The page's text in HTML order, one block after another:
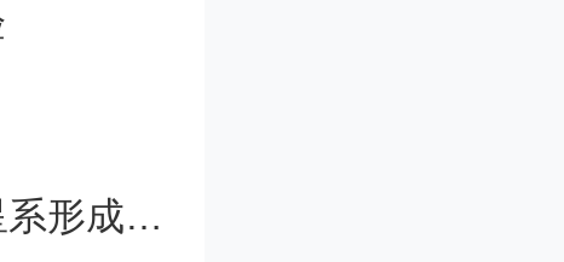
楚地表
可普遍颠覆传统理论，黑洞成恒星诞生与星系形成助推器